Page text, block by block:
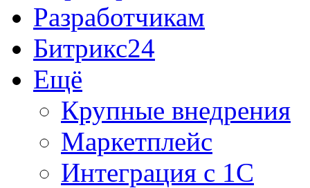
Разработчикам
Битрикс24
Ещё
Крупные внедрения
Маркетплейс
Интеграция с 1С